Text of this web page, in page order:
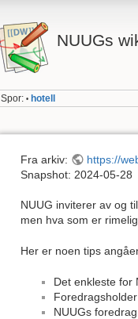
NUUGs
Spor: • hotell
Fra arkiv:
https://
Snapshot: 2024-05-28
NUUG inviterer av og
men hva som er
Her er noen tips
Det enkleste for
NUUGs